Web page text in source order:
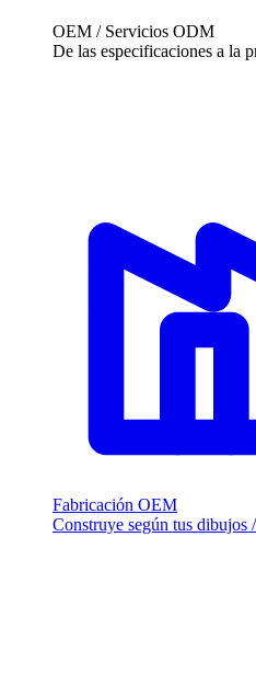
OEM / Servicios ODM
De las especificaciones a la
Fabricación OEM
Construye según tus dibujos